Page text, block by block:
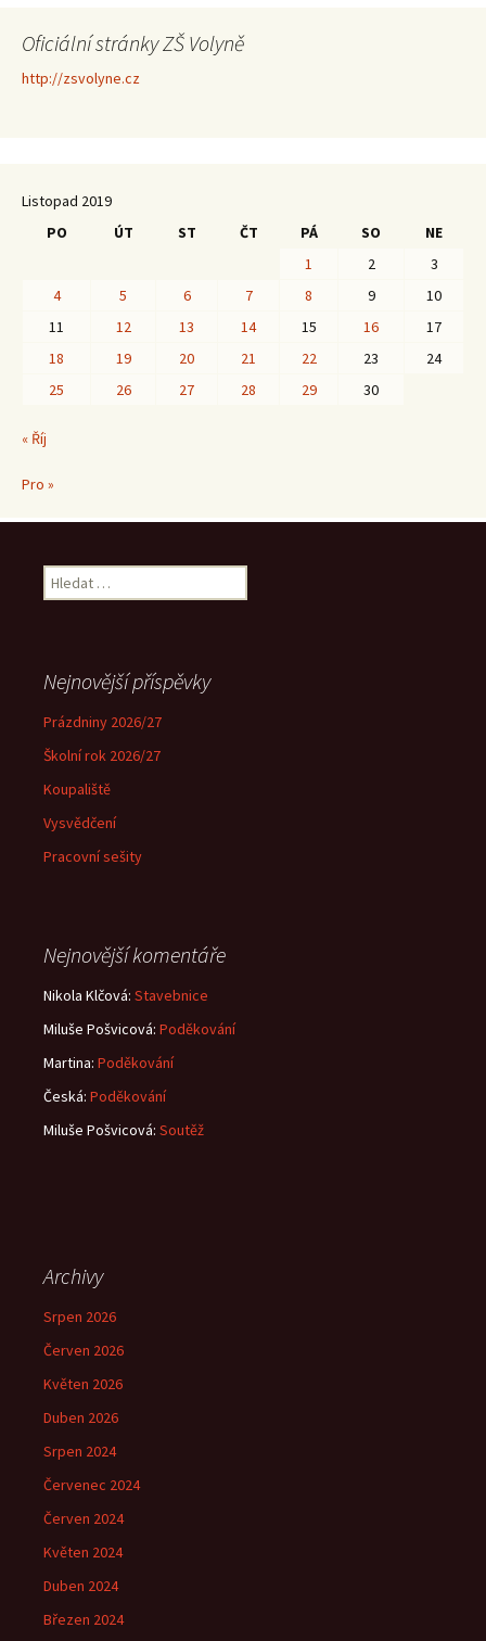
Oficiální stránky ZŠ Volyně
http://zsvolyne.cz
Listopad 2019
PO
ÚT ST ČT PÁ SO
NE
1
2
3
4
5 6 7 8 9
10
11
12 13 14 15 16
17
18
19 20 21 22 23
24
25
26 27 28 29 30
« Říj
Pro »
Vyhledávání
Nejnovější příspěvky
Prázdniny 2026/27
Školní rok 2026/27
Koupaliště
Vysvědčení
Pracovní sešity
Nejnovější komentáře
Nikola Klčová: Stavebnice
Miluše Pošvicová: Poděkování
Martina: Poděkování
Česká: Poděkování
Miluše Pošvicová: Soutěž
Archivy
Srpen 2026
Červen 2026
Květen 2026
Duben 2026
Srpen 2024
Červenec 2024
Červen 2024
Květen 2024
Duben 2024
Březen 2024